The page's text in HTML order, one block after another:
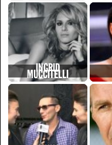
INGRID
MUCCITELLI